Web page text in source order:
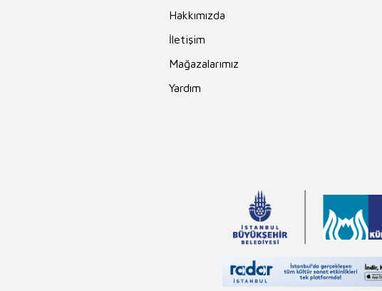
Hakkımızda
İletişim
Mağazalarımız
Yardım